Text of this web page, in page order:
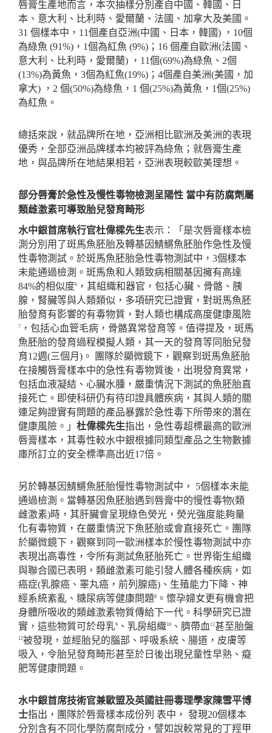
唇膏生產地而言，本次抽樣分別產自中國、韓國、日
本、意大利、比利時、愛爾蘭、法國、加拿大及美國。
31 個樣本中， 11個產自亞洲(中國、日本，韓國) ， 10個
為綠魚 (91%) ， 1個為紅魚 (9%) ； 16 個產自歐洲(法國、
意大利、比利時，愛爾蘭) ， 11個(69%)為綠魚、 2個
(13%)為黃魚， 3個為紅魚(19%) ； 4個產自美洲(美國，加
拿大) ， 2 個(50%)為綠魚， 1 個(25%)為黃魚， 1個(25%)
為紅魚。
總括來說，就品牌所在地，亞洲相比歐洲及美洲的表現
優秀，全部亞洲品牌樣本均被評為綠魚；就唇膏生產
地，與品牌所在地結果相若，亞洲表現較歐美理想。
部分唇膏於急性及慢性毒物檢測呈陽性 當中有防腐劑屬
類雌激素可導致胎兒發育畸形
水中銀首席執行官杜偉樑先生表示：「是次唇膏樣本檢
測分別用了斑馬魚胚胎及轉基因鯖鱂魚胚胎作急性及慢
性毒物測試。於斑馬魚胚胎急性毒物測試中， 3個樣本
未能通過檢測。斑馬魚和人類致病相關基因擁有高達
84%的相似度6
，其組織和器官，包括心臟、骨骼、胰
腺，腎臟等與人類類似，多項研究已證實，對斑馬魚胚
胎發育有影響的有毒物質，對人類也構成高度健康風險
7
，包括心血管毛病，骨骼異常發育等。值得提及，斑馬
魚胚胎的發育過程模擬人類，其一天的發育等同胎兒發
育12週(三個月 ) 。
團隊於顯微鏡下，觀察到斑馬魚胚胎
在接觸唇膏樣本中的急性有毒物質後，出現發育異常，
包括血液凝結、心臟水腫，嚴重情況下測試的魚胚胎直
接死亡。即使科研仍有待印證具體疾病，其與人類的關
連足夠證實有問題的產品暴露於急性毒下所帶來的潛在
健康風險。」 杜偉樑先生指出，急性毒超標最高的歐洲
唇膏樣本，其毒性較水中銀根據同類型產品之生物數據
庫所訂立的安全標準高出近17倍。
另於轉基因鯖鱂魚胚胎慢性毒物測試中， 5個樣本未能
通過檢測。當轉基因魚胚胎遇到唇膏中的慢性毒物(類
雌激素)時，其肝臟會呈現綠色熒光，熒光強度能夠量
化有毒物質，在嚴重情況下魚胚胎或會直接死亡。團隊
於顯微鏡下，觀察到同一歐洲樣本於慢性毒物測試中亦
表現出高毒性，令所有測試魚胚胎死亡。世界衛生組織
與聯合國已表明，類雌激素可能引發人體各種疾病，如
癌症(乳腺癌、睪丸癌，前列腺癌) 、生殖能力下降、神
經系統紊亂、糖尿病等健康問題8 。懷孕婦女更有機會把
身體所吸收的類雌激素物質傳給下一代。科學研究已證
實，這些物質可於母乳9 、乳房組織10 、臍帶血 11甚至胎盤
12被發現，並經胎兒的腦部、呼吸系統、腸道，皮膚等
吸入，令胎兒發育畸形甚至於日後出現兒童性早熟、癡
肥等健康問題。
水中銀首席技術官兼歐盟及英國註冊毒理學家陳雪平博
士指出，團隊於唇膏樣本成份列 表中， 發現20個樣本
分別含有不同化學防腐劑成分，譬如說較常見的丁羥甲